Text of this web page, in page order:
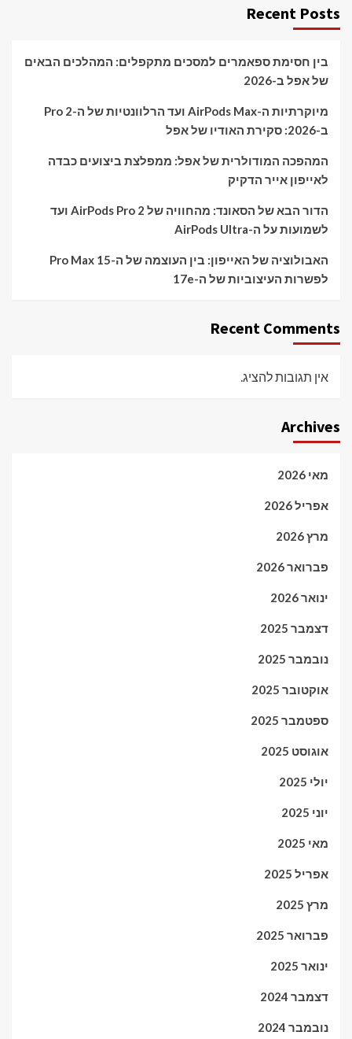
Recent Posts
בין חסימת ספאמרים למסכים מתקפלים: המהלכים הבאים
של אפל ב-2026
מיוקרתיות ה-AirPods Max ועד הרלוונטיות של ה-Pro 2
ב-2026: סקירת האודיו של אפל
המהפכה המודולרית של אפל: ממפלצת ביצועים כבדה
לאייפון אייר הדקיק
הדור הבא של הסאונד: מהחוויה של AirPods Pro 2 ועד
לשמועות על ה-AirPods Ultra
האבולוציה של האייפון: בין העוצמה של ה-15 Pro Max
לפשרות העיצוביות של ה-17e
Recent Comments
אין תגובות להציג.
Archives
מאי 2026
אפריל 2026
מרץ 2026
פברואר 2026
ינואר 2026
דצמבר 2025
נובמבר 2025
אוקטובר 2025
ספטמבר 2025
אוגוסט 2025
יולי 2025
יוני 2025
מאי 2025
אפריל 2025
מרץ 2025
פברואר 2025
ינואר 2025
דצמבר 2024
נובמבר 2024